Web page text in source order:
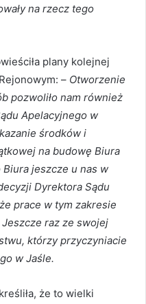
na rzecz tego
plany kolejnej
– Otworzenie
pozwoliło nam również
Apelacyjnego w
środków i
na budowę Biura
Biura jeszcze u nas w
Dyrektora Sądu
prace w tym zakresie
raz ze swojej
którzy przyczyniacie
w Jaśle.
że to wielki